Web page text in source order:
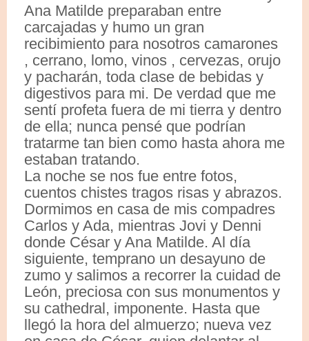
Ana Matilde preparaban entre
carcajadas y humo un gran
recibimiento para nosotros camarones
, cerrano, lomo, vinos , cervezas, orujo
y pacharán, toda clase de bebidas y
digestivos para mi. De verdad que me
sentí profeta fuera de mi tierra y dentro
de ella; nunca pensé que podrían
tratarme tan bien como hasta ahora me
estaban tratando.
La noche se nos fue entre fotos,
cuentos chistes tragos risas y abrazos.
Dormimos en casa de mis compadres
Carlos y Ada, mientras Jovi y Denni
donde César y Ana Matilde. Al día
siguiente, temprano un desayuno de
zumo y salimos a recorrer la cuidad de
León, preciosa con sus monumentos y
su cathedral, imponente. Hasta que
llegó la hora del almuerzo; nueva vez